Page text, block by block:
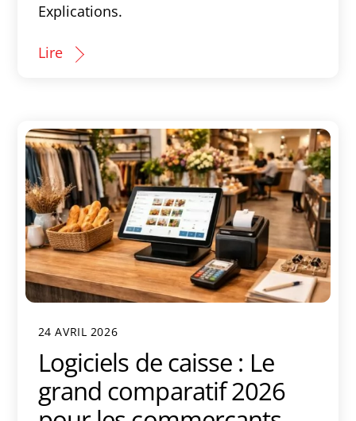
Explications.
Lire
24 AVRIL 2026
Logiciels de caisse : Le
grand comparatif 2026